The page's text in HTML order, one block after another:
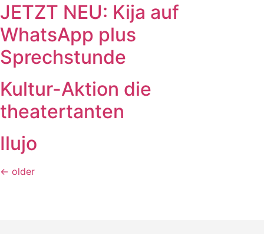
JETZT NEU: Kija auf
WhatsApp plus
Sprechstunde
Kultur-Aktion die
theatertanten
Ilujo
← older